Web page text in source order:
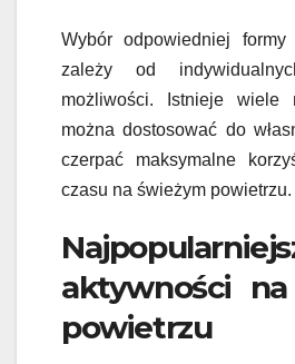
Wybór odpowiedniej
zależy od
możliwości. Istnieje wiele
można dostosować do
czerpać maksymalne
czasu na świeżym powietrzu.
aktywności
powietrzu